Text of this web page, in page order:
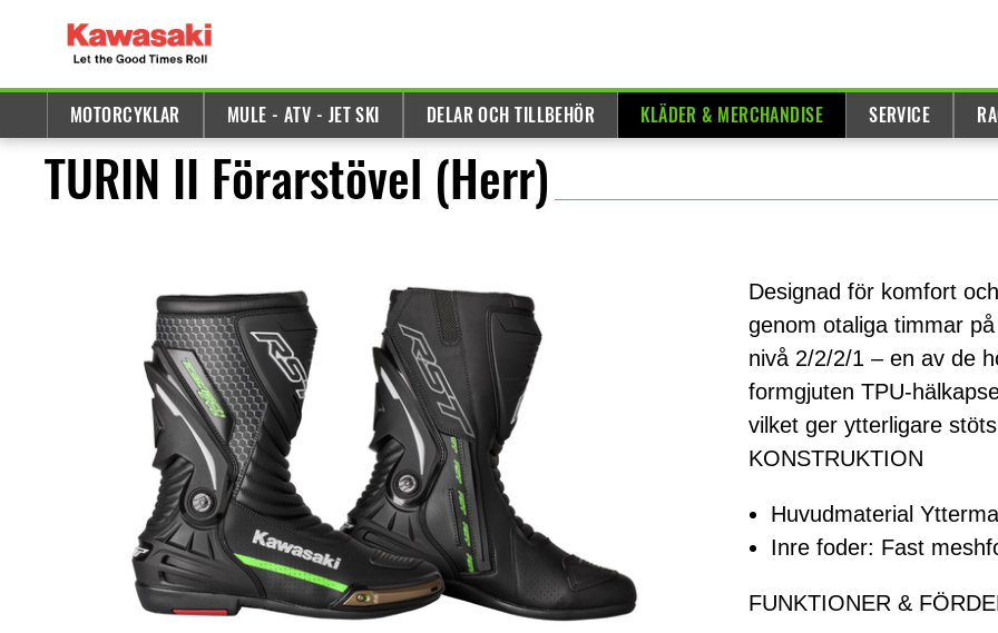
MOTORCYKLAR MULE - ATV - JET SKI DELAR OCH TILLBEHÖR KLÄDER & MERCHANDISE SERVICE
TURIN II Förarstövel (Herr)
Designad för komfort
genom otaliga timmar
nivå 2/2/2/1 – en av de
formgjuten TPU-
vilket ger ytterligare
KONSTRUKTION
Huvudmaterial
Inre foder: Fast
FUNKTIONER &